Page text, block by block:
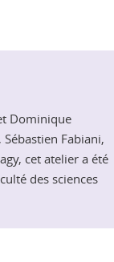
Dominique
Fabiani,
cet atelier a été
des sciences